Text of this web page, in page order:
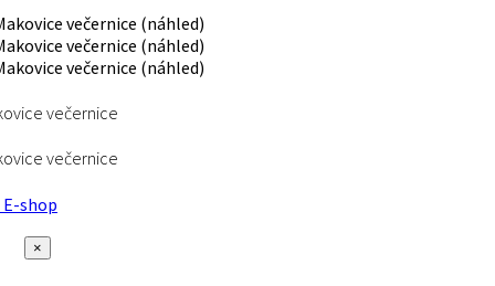
večernice
večernice
shop
×